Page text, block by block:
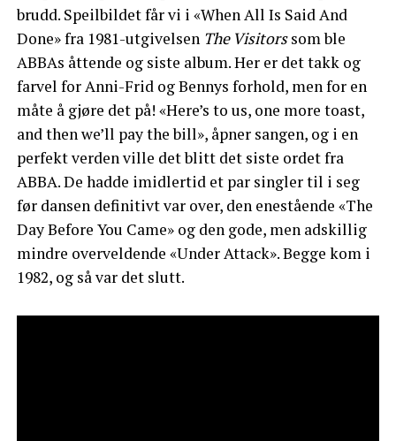
brudd. Speilbildet får vi i «When All Is Said And
Done» fra 1981-utgivelsen The Visitorssom ble
ABBAs åttende og siste album. Her er det takk og
farvel for Anni-Frid og Bennys forhold, men for en
måte å gjøre det på! «Here’s to us, one more toast,
and then we’ll pay the bill», åpner sangen, og i en
perfekt verden ville det blitt det siste ordet fra
ABBA. De hadde imidlertid et par singler til i seg
før dansen definitivt var over, den enestående «The
Day Before You Came» og den gode, men adskillig
mindre overveldende «Under Attack». Begge kom i
1982, og så var det slutt.